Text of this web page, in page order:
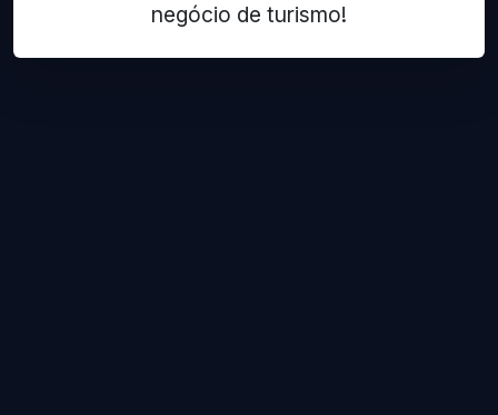
negócio de turismo!